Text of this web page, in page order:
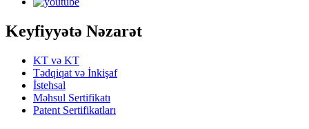
Keyfiyyətə Nəzarət
KT və KT
Tədqiqat və İnkişaf
İstehsal
Məhsul Sertifikatı
Patent Sertifikatları